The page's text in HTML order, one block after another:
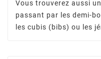
Vous trouverez aussi
passant par les demi-
les cubis (bibs) ou les